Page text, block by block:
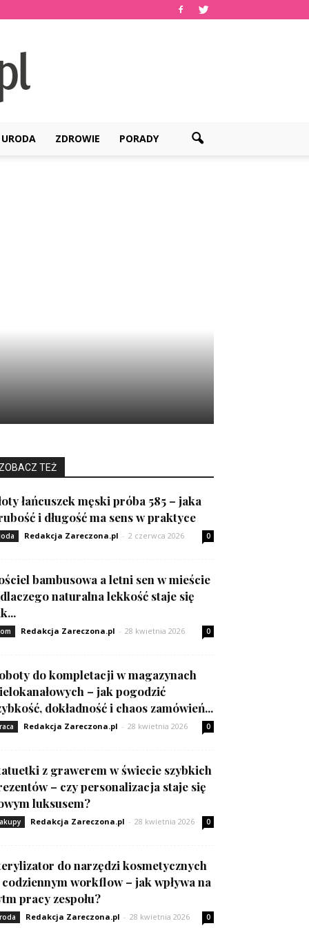
URODA ZDROWIE PORADY
ZOBACZ TEŻ
łańcuszek męski próba 585 – jaka
i długość ma sens w praktyce
Redakcja Zareczona.pl - 2 czerwca 2026 0
bambusowa a letni sen w mieście
naturalna lekkość staje się
Redakcja Zareczona.pl - 28 kwietnia 2026 0
do kompletacji w magazynach
– jak pogodzić
dokładność i chaos zamówień...
Redakcja Zareczona.pl - 28 kwietnia 2026 0
z grawerem w świecie szybkich
– czy personalizacja staje się
luksusem?
Redakcja Zareczona.pl - 28 kwietnia 2026 0
do narzędzi kosmetycznych
workflow – jak wpływa na
pracy zespołu?
Redakcja Zareczona.pl - 28 kwietnia 2026 0